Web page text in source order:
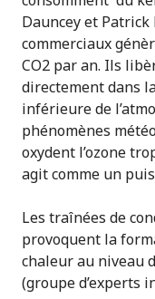
Dauncey et Patrick
commerciaux
CO2 par an. Ils
directement dans
inférieure de
phénomènes
oxydent l’ozone
agit comme un
Les traînées de
provoquent la
chaleur au niveau
(groupe d’experts